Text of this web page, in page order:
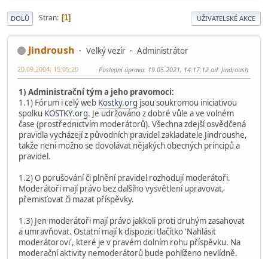
DOLŮ Stran 1 UŽIVATELSKÉ AKCE
Jindroush Velký vezír Administrátor
20.09.2004, 15:05:20 Poslední úprava: 19.05.2021, 14:17:12 od: Jindroush
1) Administrační tým a jeho pravomoci:
1.1) Fórum i celý web Kostky.org jsou soukromou iniciativou
spolku KOSTKY.org. Je udržováno z dobré vůle a ve volném
čase (prostřednictvím moderátorů). Všechna zdejší osvědčená
pravidla vycházejí z původních pravidel zakladatele Jindroushe,
takže není možno se dovolávat nějakých obecných principů a
pravidel.
1.2) O porušování či plnění pravidel rozhodují moderátoři.
Moderátoři mají právo bez dalšího vysvětlení upravovat,
přemisťovat či mazat příspěvky.
1.3) Jen moderátoři mají právo jakkoli proti druhým zasahovat
a umravňovat. Ostatní mají k dispozici tlačítko 'Nahlásit
moderátorovi', které je v pravém dolním rohu příspěvku. Na
moderační aktivity nemoderátorů bude pohlíženo nevlídně.